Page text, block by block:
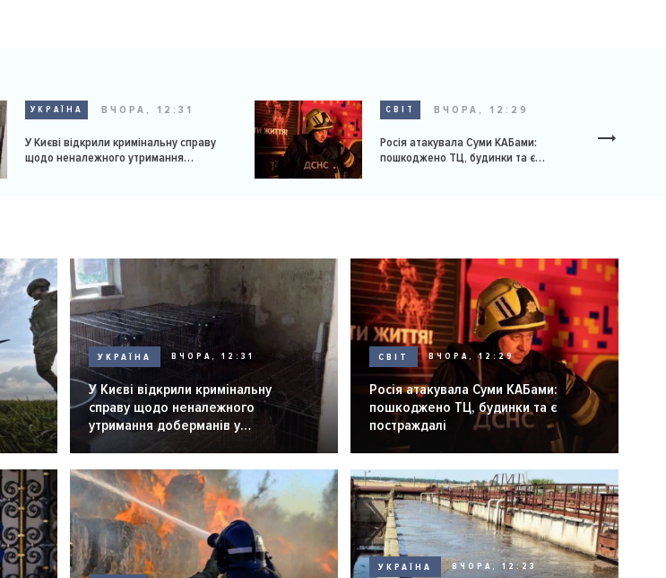
УКРАЇНА ВЧОРА, 12:31
У Києві відкрили кримінальну справу
щодо неналежного утримання
СВІТ ВЧОРА, 12:29
Росія атакувала Суми КАБами:
пошкоджено ТЦ, будинки та є
УКРАЇНА ВЧОРА, 12:31
У Києві відкрили кримінальну
справу щодо неналежного
утримання доберманів у
розпліднику
СВІТ ВЧОРА, 12:29
Росія атакувала Суми КАБами:
пошкоджено ТЦ, будинки та є
постраждалі
УКРАЇНА ВЧОРА, 12:23